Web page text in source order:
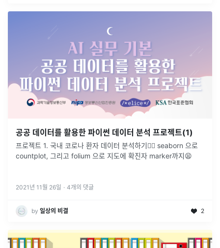
공공 데이터를 활용한 파이썬 데이터 분석 프로젝트(1)
프로젝트 1. 국내 코로나 환자 데이터 분석하기👩‍⚕️ seaborn 으로
countplot, 그리고 folium 으로 지도에 확진자 marker까지😫
2021년 11월 26일 · 4개의 댓글
by 일상의 비결 2